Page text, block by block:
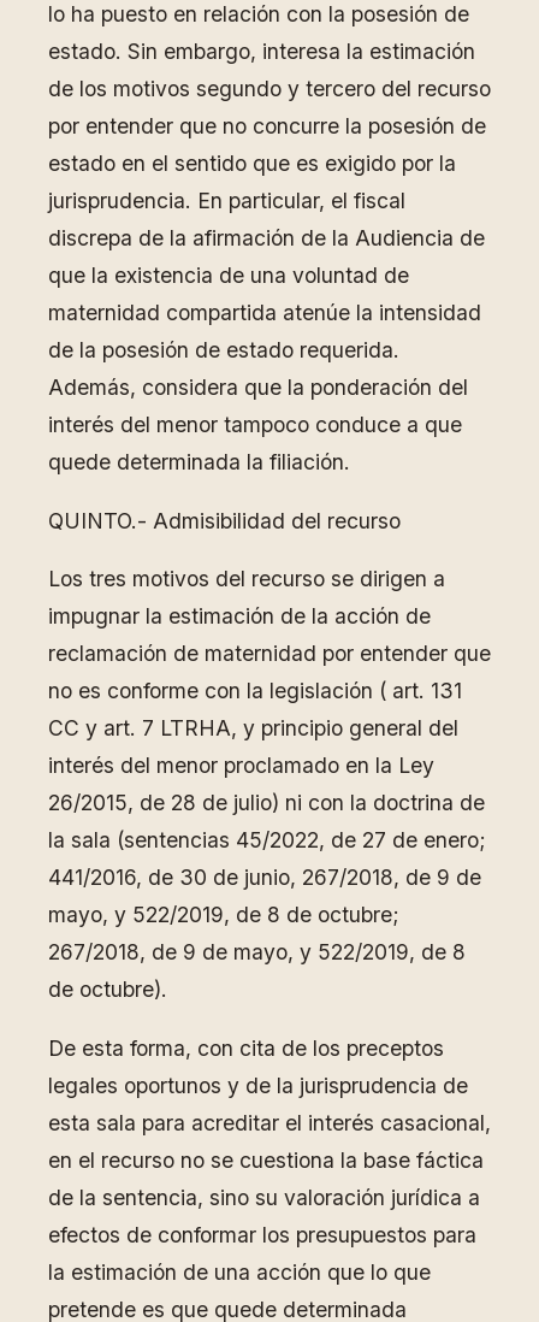
lo ha puesto en relación con la posesión de
estado. Sin embargo, interesa la estimación
de los motivos segundo y tercero del recurso
por entender que no concurre la posesión de
estado en el sentido que es exigido por la
jurisprudencia. En particular, el fiscal
discrepa de la afirmación de la Audiencia de
que la existencia de una voluntad de
maternidad compartida atenúe la intensidad
de la posesión de estado requerida.
Además, considera que la ponderación del
interés del menor tampoco conduce a que
quede determinada la filiación.
QUINTO.- Admisibilidad del recurso
Los tres motivos del recurso se dirigen a
impugnar la estimación de la acción de
reclamación de maternidad por entender que
no es conforme con la legislación ( art. 131
CC y art. 7 LTRHA, y principio general del
interés del menor proclamado en la Ley
26/2015, de 28 de julio) ni con la doctrina de
la sala (sentencias 45/2022, de 27 de enero;
441/2016, de 30 de junio, 267/2018, de 9 de
mayo, y 522/2019, de 8 de octubre;
267/2018, de 9 de mayo, y 522/2019, de 8
de octubre).
De esta forma, con cita de los preceptos
legales oportunos y de la jurisprudencia de
esta sala para acreditar el interés casacional,
en el recurso no se cuestiona la base fáctica
de la sentencia, sino su valoración jurídica a
efectos de conformar los presupuestos para
la estimación de una acción que lo que
pretende es que quede determinada